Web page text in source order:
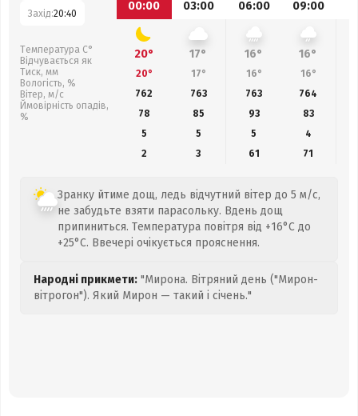
Захід:20:40
Температура С°
Відчувається як
Тиск, мм
Вологість, %
Вітер, м/с
Ймовірність опадів,
%
00:00
03:00 06:00 09:00
20° 17° 16° 16°
20° 17° 16° 16°
762
763 763 764
78
85 93 83
5
5 5
4
2
3 61 71
Зранку йтиме дощ, ледь відчутний вітер до 5 м/с,
не забудьте взяти парасольку. Вдень дощ
припиниться. Температура повітря від +16°C до
+25°C. Ввечері очікується прояснення.
Народні прикмети: "Мирона. Вітряний день ("Мирон-
вітрогон"). Який Мирон — такий і січень."